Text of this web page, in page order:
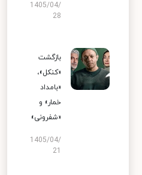
1405/04/
28
بازگشت
«کنکل»،
«بامداد
خمار» و
«شفرونی»
1405/04/